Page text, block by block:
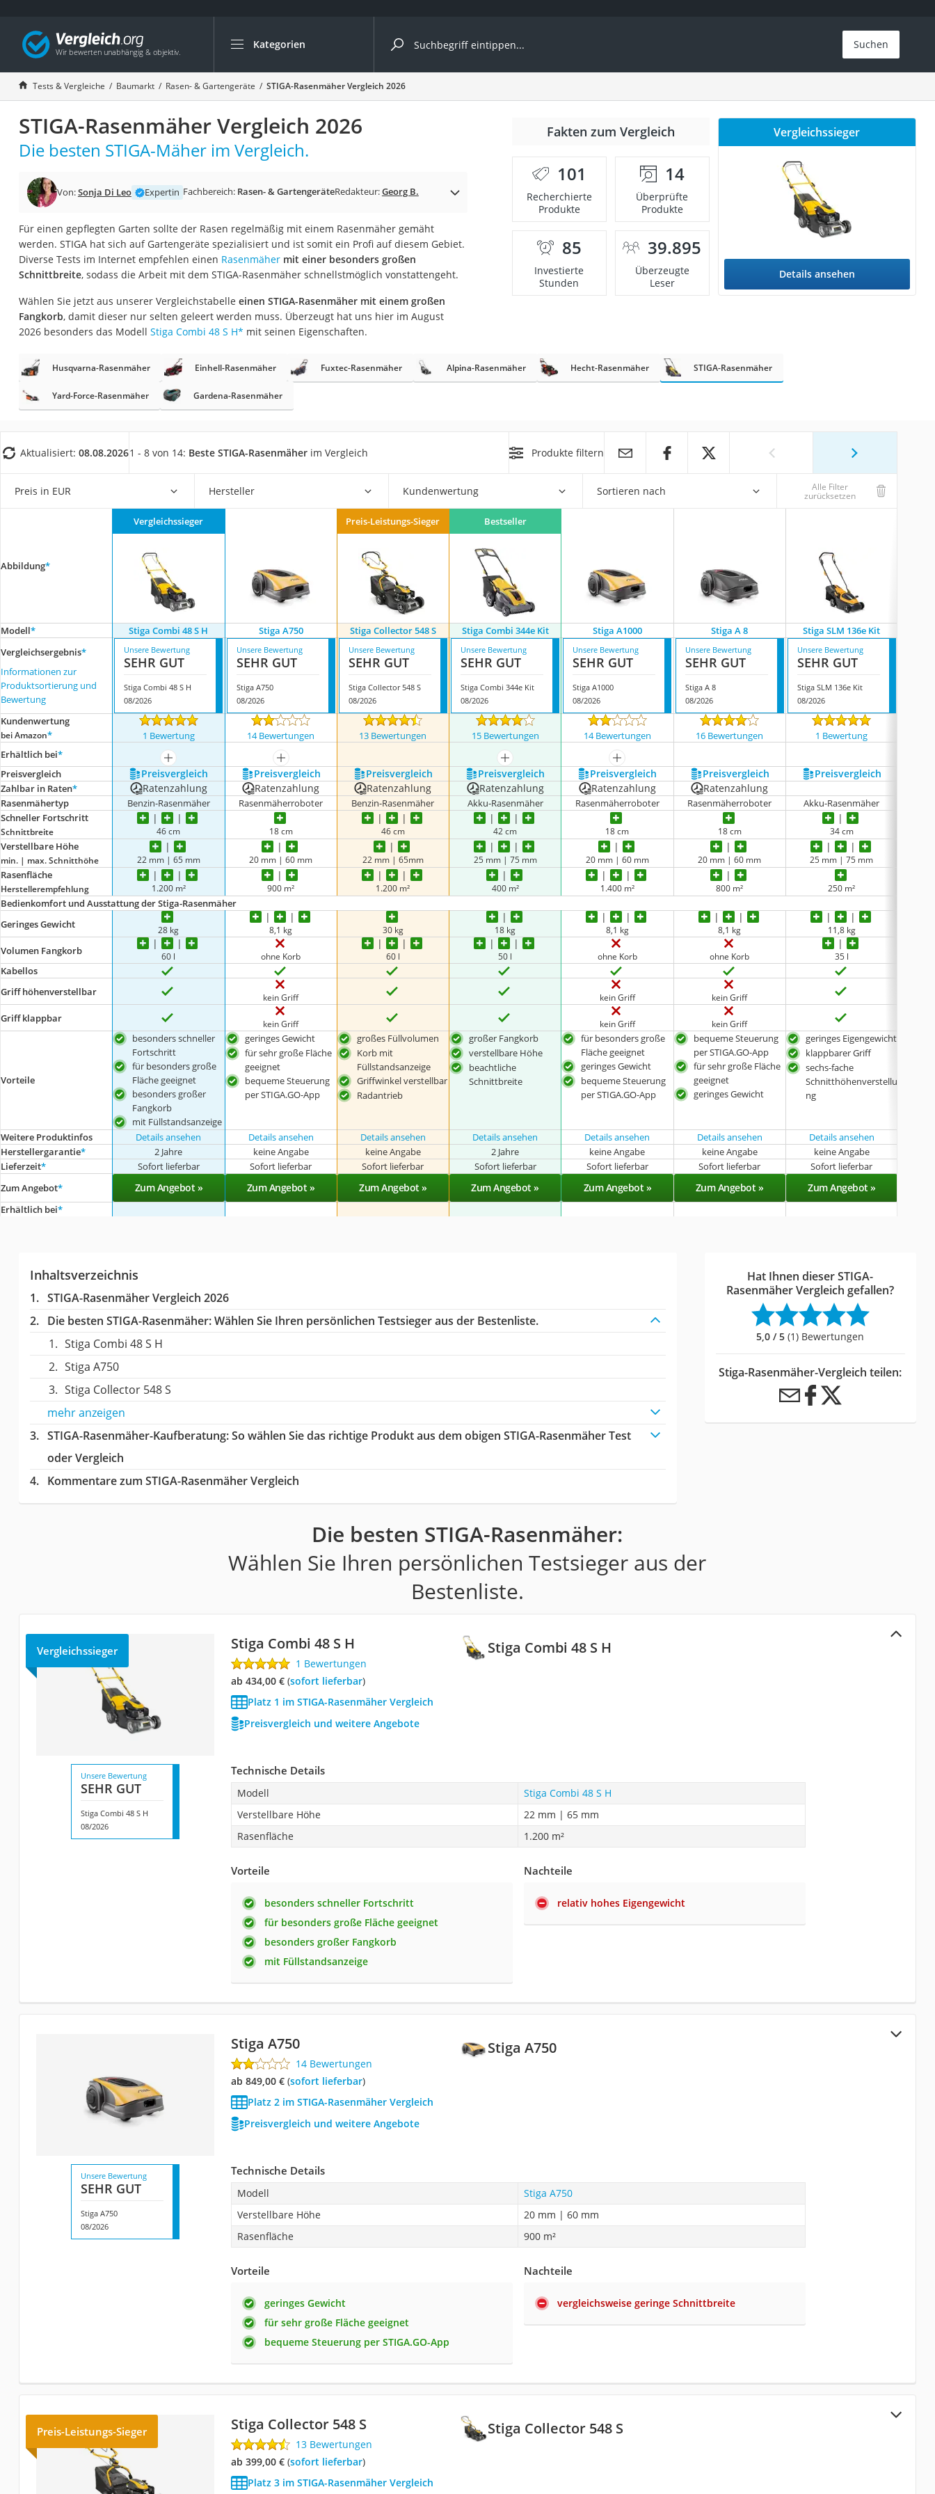
Kategorien
Die beliebtesten Vergleiche nach Kategorie
Baumarkt
Tresor feuerfest
Makita-Akku-Rasenmäher
Kappsäge
Smartes Türschloss
Akku-Rasentrimmer
Split-Klimaanlage 2 Innengeräte
Pelletofen
Bohrmaschine
Tiefbrunnenpumpe
Fliesenschneider
Doppelschleifer
Überwachungskamera
Benzinrasenmäher mit Elektrostart
Löschdecke
Winterharte Palmen
Suchen
Tests & Vergleiche Baumarkt Rasen- & Gartengeräte STIGA-Rasenmäher Vergleich 2026
STIGA-Rasenmäher Vergleich 2026
Die besten STIGA-Mäher im Vergleich.
Von:Sonja Di Leo Expertin Fachbereich: Rasen- & GartengeräteRedakteur:Georg B.
Für einen gepflegten Garten sollte der Rasen regelmäßig mit einem Rasenmäher gemäht
werden. STIGA hat sich auf Gartengeräte spezialisiert und ist somit ein Profi auf diesem Gebiet.
Diverse Tests im Internet empfehlen einen Rasenmäher mit einer besonders großen
Schnittbreite, sodass die Arbeit mit dem STIGA-Rasenmäher schnellstmöglich vonstattengeht.
Wählen Sie jetzt aus unserer Vergleichstabelle einen STIGA-Rasenmäher mit einem großen
Fangkorb, damit dieser nur selten geleert werden muss. Überzeugt hat uns hier im August
2026 besonders das Modell Stiga Combi 48 S H* mit seinen Eigenschaften.
Fakten zum Vergleich
101
Recherchierte
Produkte
14
Überprüfte
Produkte
85
Investierte
Stunden
39.895
Überzeugte
Leser
Vergleichssieger
Details ansehen
Husqvarna-Rasenmäher Einhell-Rasenmäher Fuxtec-Rasenmäher Alpina-Rasenmäher Hecht-Rasenmäher STIGA-Rasenmäher
Yard-Force-Rasenmäher Gardena-Rasenmäher
Aktualisiert: 08.08.20261 - 8 von 14: Beste STIGA-Rasenmäher im Vergleich Produkte filtern
Preis in EUR Hersteller Kundenwertung Sortieren nach Alle Filter
zurücksetzen
Abbildung*
Vergleichssieger Preis-Leistungs-Sieger Bestseller
Modell* Stiga Combi 48 S H Stiga A750 Stiga Collector 548 S Stiga Combi 344e Kit Stiga A1000 Stiga A 8 Stiga SLM 136e Kit
Vergleichsergebnis*
Informationen zur
Produktsortierung und
Bewertung
Unsere Bewertung
SEHR GUT
Stiga Combi 48 S H
08/2026
Unsere Bewertung
SEHR GUT
Stiga A750
08/2026
Unsere Bewertung
SEHR GUT
Stiga Collector 548 S
08/2026
Unsere Bewertung
SEHR GUT
Stiga Combi 344e Kit
08/2026
Unsere Bewertung
SEHR GUT
Stiga A1000
08/2026
Unsere Bewertung
SEHR GUT
Stiga A 8
08/2026
Unsere Bewertung
SEHR GUT
Stiga SLM 136e Kit
08/2026
Kundenwertung
bei Amazon* 1 Bewertung 14 Bewertungen 13 Bewertungen 15 Bewertungen 14 Bewertungen 16 Bewertungen 1 Bewertung
Erhältlich bei*
mehr anzeigen mehr anzeigen mehr anzeigen
mehr anzeigen
Preis­vergleich
Preis­vergleich Preis­vergleich Preis­vergleich Preis­vergleich Preis­vergleich Preis­vergleich Preis­vergleich
Zahlbar in Raten* Ratenzahlung Ratenzahlung Ratenzahlung Ratenzahlung Ratenzahlung Ratenzahlung
Rasenmähertyp Benzin-Rasenmäher Rasenmäherroboter Benzin-Rasenmäher Akku-Rasenmäher Rasenmäherroboter Rasenmäherroboter Akku-Rasenmäher
Schneller Fortschritt
Schnittbreite 46 cm 18 cm 46 cm 42 cm 18 cm 18 cm 34 cm
Verstellbare Höhe
min. | max. Schnitthöhe 22 mm | 65 mm 20 mm | 60 mm 22 mm | 65mm 25 mm | 75 mm 20 mm | 60 mm 20 mm | 60 mm 25 mm | 75 mm
Rasenfläche
Herstellerempfehlung 1.200 m² 900 m² 1.200 m² 400 m² 1.400 m² 800 m² 250 m²
Bedienkomfort und Ausstattung der Stiga-Rasenmäher
Geringes Gewicht
28 kg 8,1 kg 30 kg 18 kg 8,1 kg 8,1 kg 11,8 kg
Volumen Fangkorb 60 l ohne Korb 60 l 50 l ohne Korb ohne Korb 35 l
Kabellos
Griff höhenverstellbar
kein Griff kein Griff kein Griff
Griff klappbar kein Griff kein Griff kein Griff
Vorteile
besonders schneller
Fortschritt
für besonders große
Fläche geeignet
besonders großer
Fangkorb
mit Füllstandsanzeige
geringes Gewicht
für sehr große Fläche
geeignet
bequeme Steuerung
per STIGA.GO-App
großes Füllvolumen
Korb mit
Füllstandsanzeige
Griffwinkel verstellbar
Radantrieb
großer Fangkorb
verstellbare Höhe
beachtliche
Schnittbreite
für besonders große
Fläche geeignet
geringes Gewicht
bequeme Steuerung
per STIGA.GO-App
bequeme Steuerung
per STIGA.GO-App
für sehr große Fläche
geeignet
geringes Gewicht
geringes Eigengewicht
klappbarer Griff
sechs-fache
Schnitthöhenverstellu
ng
Weitere Produktinfos Details ansehen Details ansehen Details ansehen Details ansehen Details ansehen Details ansehen
Details ansehen
Herstellergarantie* 2 Jahre keine Angabe keine Angabe 2 Jahre keine Angabe keine Angabe
keine Angabe
Lieferzeit* Sofort lieferbar Sofort lieferbar Sofort lieferbar Sofort lieferbar Sofort lieferbar Sofort lieferbar Sofort lieferbar
Zum Angebot* Zum Angebot » Zum Angebot » Zum Angebot » Zum Angebot » Zum Angebot » Zum Angebot » Zum Angebot »
Erhältlich bei*
Inhaltsverzeichnis
STIGA-Rasenmäher Vergleich 2026
Die besten STIGA-Rasenmäher:Wählen Sie Ihren persönlichen Testsieger aus der Bestenliste.
Stiga Combi 48 S H
Stiga A750
Stiga Collector 548 S
mehr anzeigen
STIGA-Rasenmäher-Kaufberatung: So wählen Sie das richtige Produkt aus dem obigen STIGA-Rasenmäher Test
oder Vergleich
Kommentare zum STIGA-Rasenmäher Vergleich
Hat Ihnen dieser STIGA-
Rasenmäher Vergleich gefallen?
5,0 / 5 (1) Bewertungen
Stiga-Rasenmäher-Vergleich teilen:
Die besten STIGA-Rasenmäher:
Wählen Sie Ihren persönlichen Testsieger aus der
Bestenliste.
Stiga Combi 48 S H
Vergleichssieger Stiga Combi 48 S H
1 Bewertungen
ab 434,00 €( Sofort lieferbar)
Platz 1 im STIGA-Rasenmäher Vergleich
Preisvergleich und weitere Angebote
Unsere Bewertung
SEHR GUT
Stiga Combi 48 S H
08/2026
Technische Details
Modell
Stiga Combi 48 S H
Verstellbare Höhe
22 mm | 65 mm
Rasenfläche
1.200 m²
Vorteile
besonders schneller Fortschritt
für besonders große Fläche geeignet
besonders großer Fangkorb
mit Füllstandsanzeige
Nachteile
relativ hohes Eigengewicht
Stiga A750
Stiga A750
14 Bewertungen
ab 849,00 €( Sofort lieferbar)
Platz 2 im STIGA-Rasenmäher Vergleich
Preisvergleich und weitere Angebote
Unsere Bewertung
SEHR GUT
Stiga A750
08/2026
Technische Details
Modell
Stiga A750
Verstellbare Höhe
20 mm | 60 mm
Rasenfläche
900 m²
Vorteile
geringes Gewicht
für sehr große Fläche geeignet
bequeme Steuerung per STIGA.GO-App
Nachteile
vergleichsweise geringe Schnittbreite
Stiga Collector 548 S
Preis-Leistungs-Sieger Stiga Collector 548 S
13 Bewertungen
ab 399,00 €( Sofort lieferbar)
Platz 3 im STIGA-Rasenmäher Vergleich